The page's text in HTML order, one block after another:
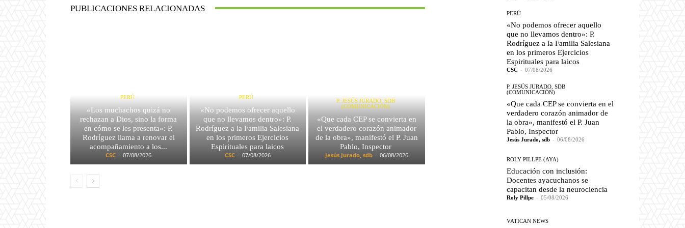
PUBLICACIONES RELACIONADAS
PERÚ
«Los muchachos quizá no
rechazan a Dios, sino la forma
en cómo se les presenta»: P.
Rodríguez llama a renovar el
acompañamiento a los...
CSC - 07/08/2026
PERÚ
«No podemos ofrecer aquello
que no llevamos dentro»: P.
Rodríguez a la Familia Salesiana
en los primeros Ejercicios
Espirituales para laicos
CSC - 07/08/2026
P. JESÚS JURADO, SDB
(COMUNICACIÓN)
«Que cada CEP se convierta en
el verdadero corazón animador
de la obra», manifestó el P. Juan
Pablo, Inspector
Jesús Jurado, sdb - 06/08/2026
PERÚ
«No podemos ofrecer aquello
que no llevamos dentro»: P.
Rodríguez a la Familia Salesiana
en los primeros Ejercicios
Espirituales para laicos
CSC - 07/08/2026
P. JESÚS JURADO, SDB
(COMUNICACIÓN)
«Que cada CEP se convierta en el
verdadero corazón animador de
la obra», manifestó el P. Juan
Pablo, Inspector
Jesús Jurado, sdb - 06/08/2026
ROLY PILLPE (AYA)
Educación con inclusión:
Docentes ayacuchanos se
capacitan desde la neurociencia
Roly Pillpe - 05/08/2026
VATICAN NEWS